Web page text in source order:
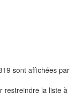
sont affichées par
restreindre la liste à